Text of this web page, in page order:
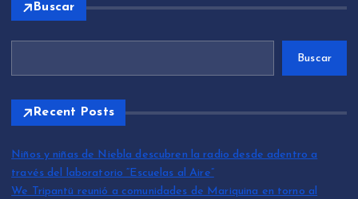
Buscar
Buscar
Recent Posts
Niños y niñas de Niebla descubren la radio desde adentro a
través del laboratorio “Escuelas al Aire”
We Tripantü reunió a comunidades de Mariquina en torno al